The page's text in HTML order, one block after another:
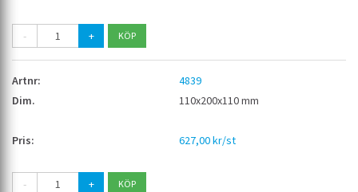
- +
4839
110x200x110 mm
627,00 kr/st
- +